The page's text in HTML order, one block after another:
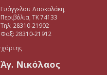
Ευάγγελου Δασκαλάκη,
Περιβόλια, ΤΚ 74133
Tηλ: 28310-21902
Φαξ: 28310-21912
χάρτης
Άγ. Νικόλαος